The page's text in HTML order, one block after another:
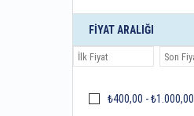
FIYAT ARALIĞI
₺400,00 - ₺1.000,00